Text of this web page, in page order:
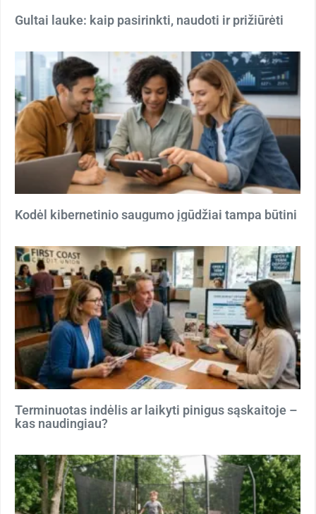
Gultai lauke: kaip pasirinkti, naudoti ir prižiūrėti
Kodėl kibernetinio saugumo įgūdžiai tampa būtini
Terminuotas indėlis ar laikyti pinigus sąskaitoje –
kas naudingiau?